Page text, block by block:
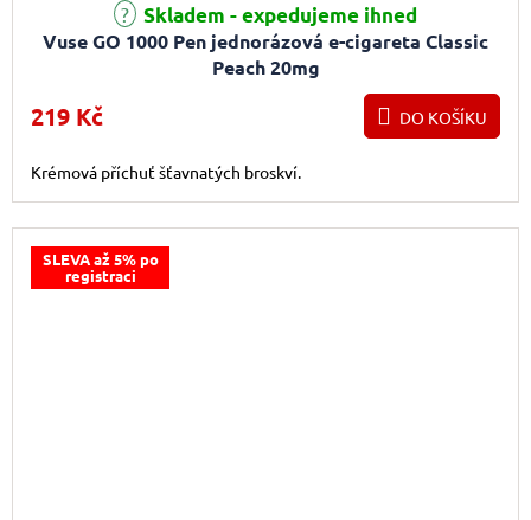
Vuse GO 1000 Pen jednorázová e-cigareta Classic
Peach 20mg
Skladem - expedujeme ihned
219 Kč DO KOŠÍKU
Krémová příchuť šťavnatých broskví.
SLEVA až 5% po
registraci